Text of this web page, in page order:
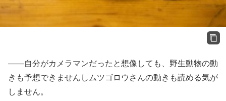
――自分がカメラマンだったと想像しても、野生動物の動
きも予想できませんしムツゴロウさんの動きも読める気が
しません。